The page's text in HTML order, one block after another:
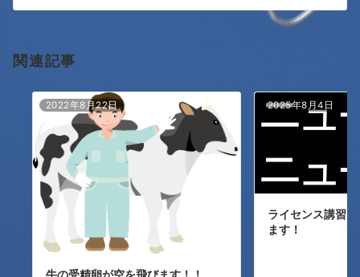
シ
ン
関連記事
2022年8月22日
牛の受精卵が空を飛びます！！
2025年8月4日
ライセンス講習
ます！